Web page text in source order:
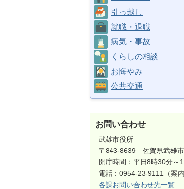
引っ越し
就職・退職
病気・事故
くらしの相談
お悔やみ
公共交通
お問い合わせ
武雄市役所
〒843-8639 佐賀県武雄
開庁時間：平日8時30分～
電話：0954-23-9111（案
各課お問い合わせ先一覧